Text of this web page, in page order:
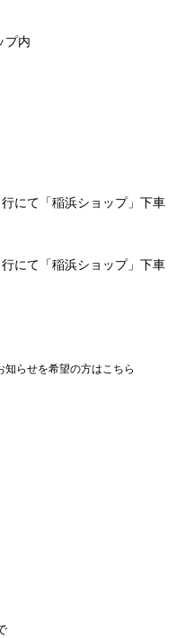
プ内
にて「稲浜ショップ」下車
にて「稲浜ショップ」下車
らせを希望の方はこちら